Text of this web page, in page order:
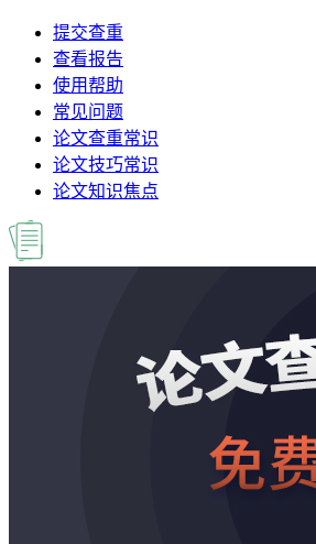
提交查重
查看报告
使用帮助
常见问题
论文查重常识
论文技巧常识
论文知识焦点